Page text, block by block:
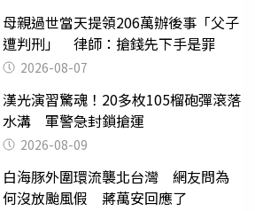
母親過世當天提領206萬辦後事「父子
遭判刑」 律師：搶錢先下手是罪
2026-08-07
漢光演習驚魂！20多枚105榴砲彈滾落
水溝 軍警急封鎖搶運
2026-08-09
白海豚外圍環流襲北台灣 網友問為
何沒放颱風假 蔣萬安回應了